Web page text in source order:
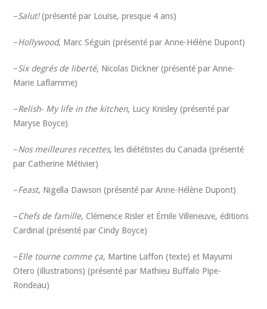
–Salut!(présenté par Louise, presque 4 ans)
–Hollywood, Marc Séguin (présenté par Anne-Hélène Dupont)
–Six degrés de liberté, Nicolas Dickner (présenté par Anne-
Marie Laflamme)
–Relish- My life in the kitchen, Lucy Knisley (présenté par
Maryse Boyce)
–Nos meilleures recettes, les diététistes du Canada (présenté
par Catherine Métivier)
–Feast, Nigella Dawson (présenté par Anne-Hélène Dupont)
–Chefs de famille, Clémence Risler et Émile Villeneuve, éditions
Cardinal (présenté par Cindy Boyce)
–Elle tourne comme ça, Martine Laffon (texte) et Mayumi
Otero (illustrations) (présenté par Mathieu Buffalo Pipe-
Rondeau)